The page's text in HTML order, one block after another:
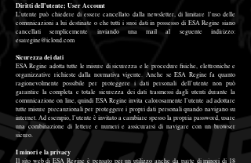
Diritti dell’utente; User Account
L’utente può chiedere di essere cancellato dalla newsletter, di limitare l’uso delle
comunicazioni a lui destinate o che tutti i suoi dati in possesso di ESA Regine siano
cancellati semplicemente inviando una mail al seguente indirizzo:
esaregine@icloud.com
Sicurezza dei dati
ESA Regine adotta tutte le misure di sicurezza e le procedure fisiche, elettroniche e
organizzative richieste dalla normativa vigente. Anche se ESA Regine fa quanto
ragionevolmente possibile per proteggere i dati personali dell’utente non può
garantire la completa e totale sicurezza dei dati trasmessi dagli utenti durante la
comunicazione on line, quindi ESA Regine invita calorosamente l’utente ad adottare
tutte misure precauzionali per proteggere i propri dati personali quando navigano su
internet. Ad esempio, l’utente è invitato a cambiare spesso la propria password, usare
una combinazione di lettere e numeri e assicurarsi di navigare con un browser
sicuro.
I minori e la privacy
Il sito web di ESA Regine è pensato per un utilizzo anche da parte di minori di 18